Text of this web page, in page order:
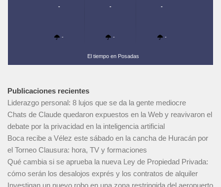
-
-
-
-
-
-
El tiempo en Posadas
Publicaciones recientes
Liderazgo personal: 8 lujos que se da la gente mediocre
Chats de Claude quedaron expuestos en la Web y reavivaron el
debate por la privacidad en la inteligencia artificial
Boca recibe a Vélez este sábado en la cancha de Huracán por
el Torneo Clausura: hora, TV y formaciones
Qué cambia si se aprueba la nueva Ley de Propiedad Privada:
cómo serán los desalojos exprés y los contratos de alquiler
Investigan un nuevo robo en una zona restringida del aeropuerto